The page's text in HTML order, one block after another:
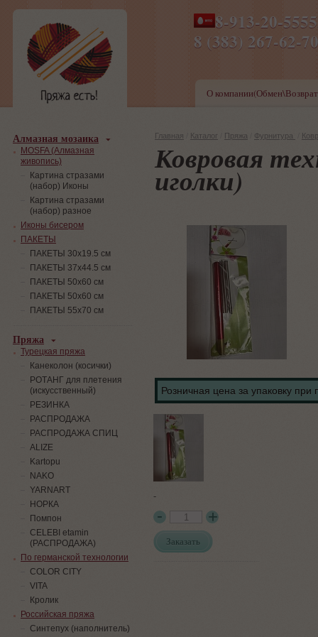
8-913-20-
8 (383) 267-
ПН-ПТ 8-17,СБ-ВС 9-
О
Главная Каталог Пряжа Фурнитура
Ковровая
иголки)
Розничная цена за упаковку при
-
Заказать
Алмазная мозаика
MOSFA (Алмазная
живопись)
Картина стразами
(набор) Иконы
Картина стразами
(набор) разное
Иконы бисером
ПАКЕТЫ
ПАКЕТЫ 30х19.5 см
ПАКЕТЫ 37х44.5 см
ПАКЕТЫ 50х60 см
ПАКЕТЫ 50х60 см
ПАКЕТЫ 55х70 см
Пряжа
Турецкая пряжа
Канеколон (косички)
РОТАНГ для плетения
(искусственный)
PЕЗИНКА
РАСПРОДАЖА
РАСПРОДАЖА СПИЦ
ALIZE
Kartopu
NAKO
YARNART
НОРКА
Помпон
СELEBI etamin
(РАСПРОДАЖА)
По германской технологии
COLOR CITY
VITA
Кролик
Российская пряжа
Синтепух (наполнитель)